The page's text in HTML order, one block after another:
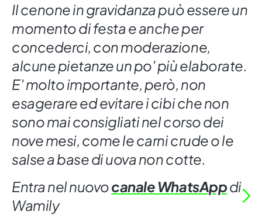
Il cenone in gravidanza può essere un
momento di festa e anche per
concederci, con moderazione,
alcune pietanze un po' più elaborate.
E' molto importante, però, non
esagerare ed evitare i cibi che non
sono mai consigliati nel corso dei
nove mesi, come le carni crude o le
salse a base di uova non cotte.
Entra nel nuovocanale WhatsAppdi
Wamily